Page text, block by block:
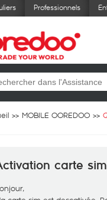
Professionnels
MOBILE OOREDOO
carte